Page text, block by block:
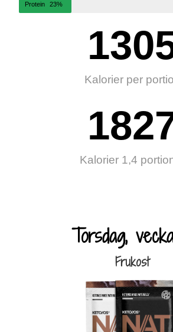
Protein 23%
Kalorier per
Kalorier 1,4
Torsdag,
Frukost